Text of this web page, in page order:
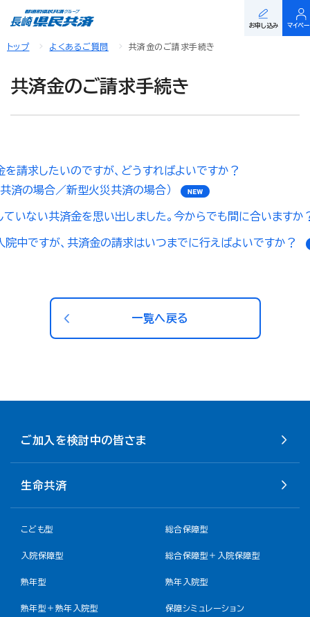
お申し込み マイペ
トップ よくあるご質問 共済金のご請求手続き
共済金のご請求手続き
を請求したいのですが、どうすればよいですか？
共済の場合／新型火災共済の場合）
ていない共済金を思い出しました。今からでも間に合いますか
院中ですが、共済金の請求はいつまでに行えばよいですか？
一覧へ戻る
ご加入を検討中の皆さま
生命共済
こども型 総合保障型
入院保障型 総合保障型＋入院保障型
熟年型 熟年入院型
熟年型＋熟年入院型 保障シミュレーション